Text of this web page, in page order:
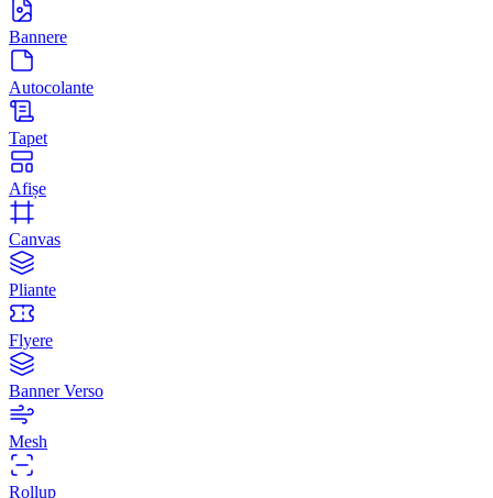
Bannere
Autocolante
Tapet
Afișe
Canvas
Pliante
Flyere
Banner Verso
Mesh
Rollup